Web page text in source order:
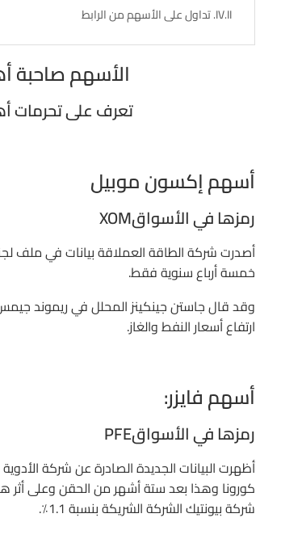
تداول على الأسهم من الرابط
الأسهم صاحبة
تعرف على تحرمات
أسهم إكسون موبيل
رمزها في الأسواقXOM
أصدرت شركة الطاقة العملاقة بيانات في ملف
خمسة أرباع سنوية فقط.
ارتفاع أسعار النفط والغاز.
أسهم فايزر:
رمزها في الأسواقPFE
شركة بيونتيك الشركة الشريكة بنسبة 1.1٪.